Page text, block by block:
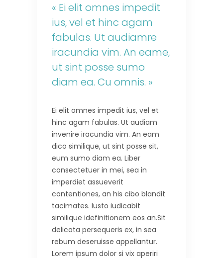
« Ei elit omnes impedit
ius, vel et hinc agam
fabulas. Ut audiamre
iracundia vim. An eame,
ut sint posse sumo
diam ea. Cu omnis. »
Ei elit omnes impedit ius, vel et
hinc agam fabulas. Ut audiam
invenire iracundia vim. An eam
dico similique, ut sint posse sit,
eum sumo diam ea. Liber
consectetuer in mei, sea in
imperdiet assueverit
contentiones, an his cibo blandit
tacimates. Iusto iudicabit
similique idefinitionem eos an.Sit
delicata persequeris ex, in sea
rebum deseruisse appellantur.
Lorem ipsum dolor si vix aperiri